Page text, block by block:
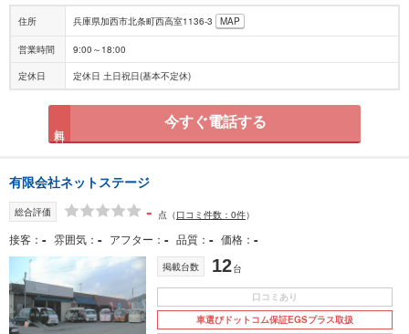
住所 兵庫県加西市北条町西高室1136-3 MAP
営業時間 9:00～18:00
定休日 定休日 土日祝日(基本不定休)
今すぐ電話する
有限会社ネットステージ
総合評価 - 点 （口コミ件数：0件）
接客 - 雰囲気 - アフター - 品質 - 価格 -
掲載台数 12台
口コミあり
車選びドットコム保証EGSプラス取扱